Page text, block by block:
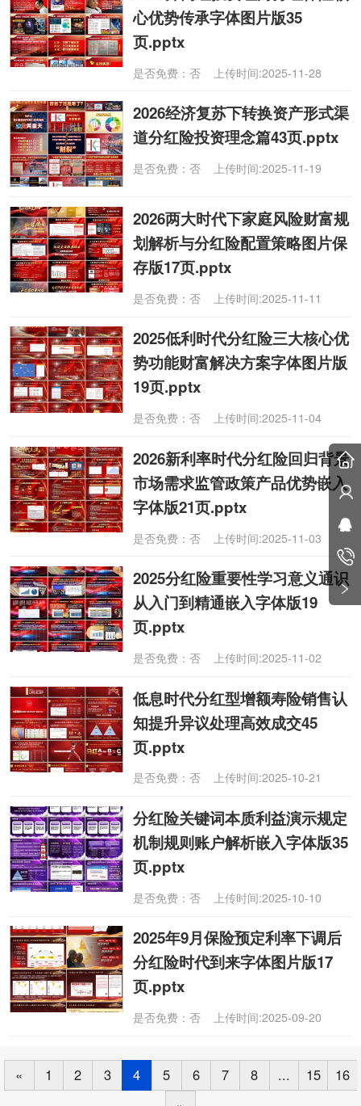
心优势传承字体图片版35
页.pptx
是否免费：否 上传时间:2025-11-28
2026经济复苏下转换资产形式渠
道分红险投资理念篇43页.pptx
是否免费：否 上传时间:2025-11-19
2026两大时代下家庭风险财富规
划解析与分红险配置策略图片保
存版17页.pptx
是否免费：否 上传时间:2025-11-11
2025低利时代分红险三大核心优
势功能财富解决方案字体图片版
19页.pptx
是否免费：否 上传时间:2025-11-04
2026新利率时代分红险回归背景
市场需求监管政策产品优势嵌入
字体版21页.pptx
是否免费：否 上传时间:2025-11-03
2025分红险重要性学习意义通识
从入门到精通嵌入字体版19
页.pptx
是否免费：否 上传时间:2025-11-02
低息时代分红型增额寿险销售认
知提升异议处理高效成交45
页.pptx
是否免费：否 上传时间:2025-10-21
分红险关键词本质利益演示规定
机制规则账户解析嵌入字体版35
页.pptx
是否免费：否 上传时间:2025-10-10
2025年9月保险预定利率下调后
分红险时代到来字体图片版17
页.pptx
是否免费：否 上传时间:2025-09-20
« 1 2 3 4 5 6 7 8 ... 15
16